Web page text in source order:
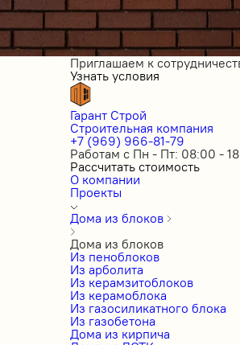
Приглашаем к
Узнать условия
Гарант Строй
Строительная компания
+7 (969) 966-81-79
Работам с Пн - Пт: 08:00 -
Рассчитать стоимость
О компании
Проекты
Дома из блоков
Дома из блоков
Из пеноблоков
Из арболита
Из керамзитоблоков
Из керамоблока
Из газосиликатного блока
Из газобетона
Дома из кирпича